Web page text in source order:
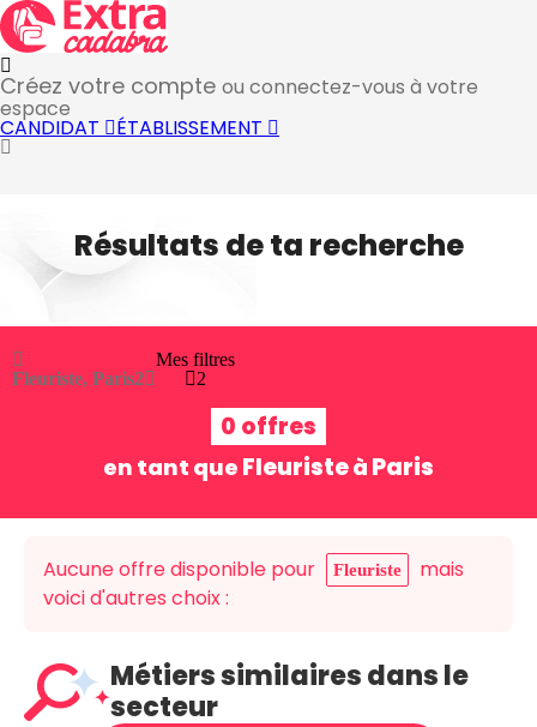
Créez votre compte ou connectez-vous à votre
espace
CANDIDAT ÉTABLISSEMENT
Résultats de ta recherche
Fleuriste, Paris2
Mes filtres
2
0 offres
en tant que Fleuristeà Paris
Aucune offre disponible pour Fleuriste
mais
voici d'autres choix :
Métiers similaires dans le
secteur